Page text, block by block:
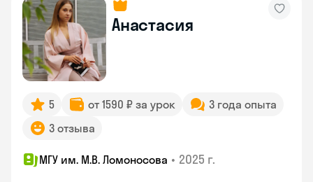
Анастасия
5 от 1590 ₽ за урок
3 года опыта
3 отзыва
МГУ им. М.В. Ломоносова • 2025 г.